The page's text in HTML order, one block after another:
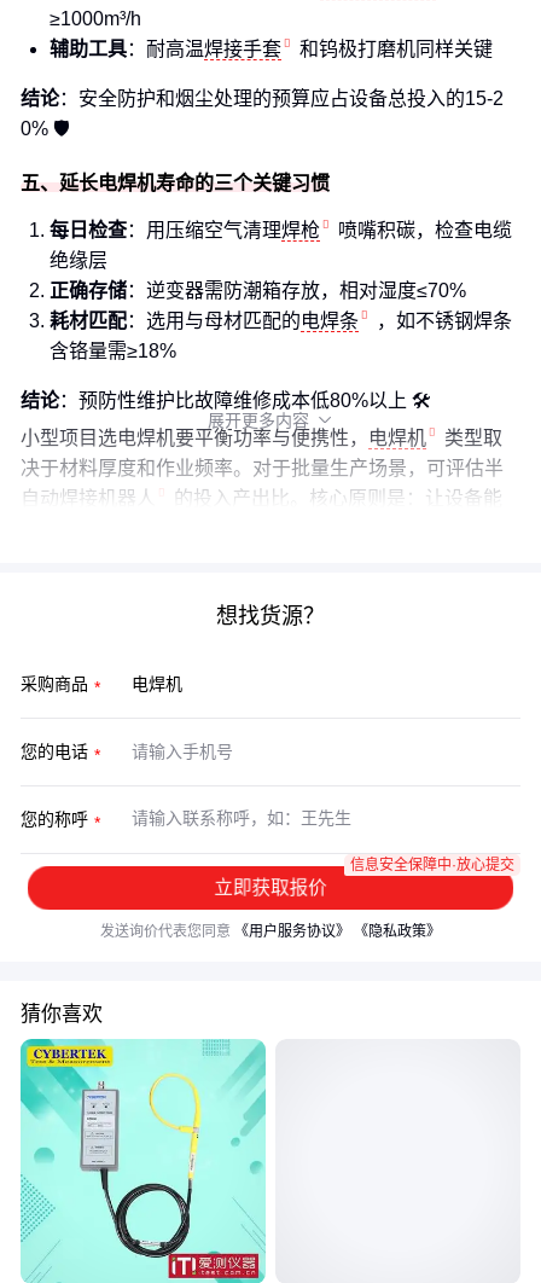
≥1000m³/h
辅助工具：耐高温焊接手套 和钨极打磨机同样关键
结论：安全防护和烟尘处理的预算应占设备总投入的15-2
0% 🛡️
五、延长电焊机寿命的三个关键习惯
每日检查：用压缩空气清理焊枪
喷嘴积碳，检查电缆
绝缘层
正确存储：逆变器需防潮箱存放，相对湿度≤70%
耗材匹配：选用与母材匹配的电焊条
，如不锈钢焊条
含铬量需≥18%
结论：预防性维护比故障维修成本低80%以上 🛠️
小型项目选电焊机要平衡功率与便携性，
电焊机
类型取
决于材料厚度和作业频率。对于批量生产场景，可评估半
自动焊接机器人
的投入产出比。核心原则是：让设备能
展开更多内容 
想找货源？
采购商品
您的电话
您的称呼
立即获取报价
信息安全保障中·放心提交
发送询价代表您同意 《用户服务协议》 《隐私政策》
猜你喜欢